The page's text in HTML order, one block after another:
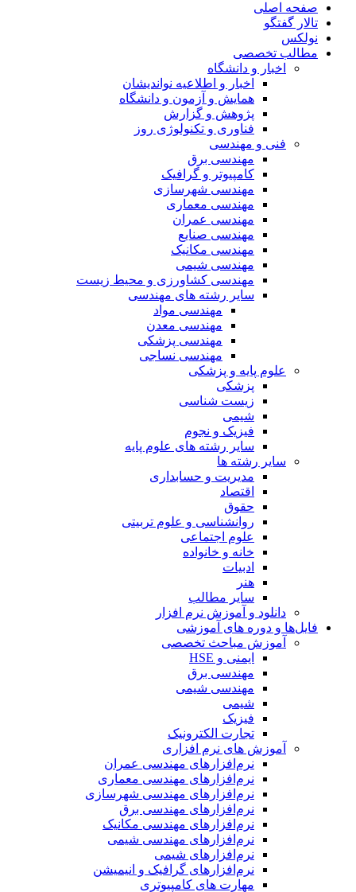
صفحه اصلی
تالار گفتگو
نولکس
مطالب تخصصی
اخبار و دانشگاه
اخبار و اطلاعیه نواندیشان
همایش و آزمون و دانشگاه
پژوهش و گزارش
فناوری و تکنولوژی روز
فنی و مهندسی
مهندسی برق
کامپیوتر و گرافیک
مهندسی شهرسازی
مهندسی معماری
مهندسی عمران
مهندسی صنایع
مهندسی مکانیک
مهندسی شیمی
مهندسی کشاورزی و محیط زیست
سایر رشته های مهندسی
مهندسی مواد
مهندسی معدن
مهندسی پزشکی
مهندسی نساجی
علوم پایه و پزشکی
پزشکی
زیست شناسی
شیمی
فیزیک و نجوم
سایر رشته های علوم پایه
سایر رشته ها
مدیریت و حسابداری
اقتصاد
حقوق
روانشناسی و علوم تربیتی
علوم اجتماعی
خانه و خانواده
ادبیات
هنر
سایر مطالب
دانلود و آموزش نرم افزار
فایل‌ها و دوره های آموزشی
آموزش مباحث تخصصی
ایمنی و HSE
مهندسی برق
مهندسی شیمی
شیمی
فیزیک
تجارت الکترونیک
آموزش های نرم افزاری
نرم‌افزارهای مهندسی عمران
نرم‌افزارهای مهندسی معماری
نرم‌افزارهای مهندسی شهرسازی
نرم‌افزارهای مهندسی برق
نرم‌افزارهای مهندسی مکانیک
نرم‌افزارهای مهندسی شیمی
نرم‌افزارهای شیمی
نرم‌افزارهای گرافیک و انیمیشن
مهارت های کامپیوتری